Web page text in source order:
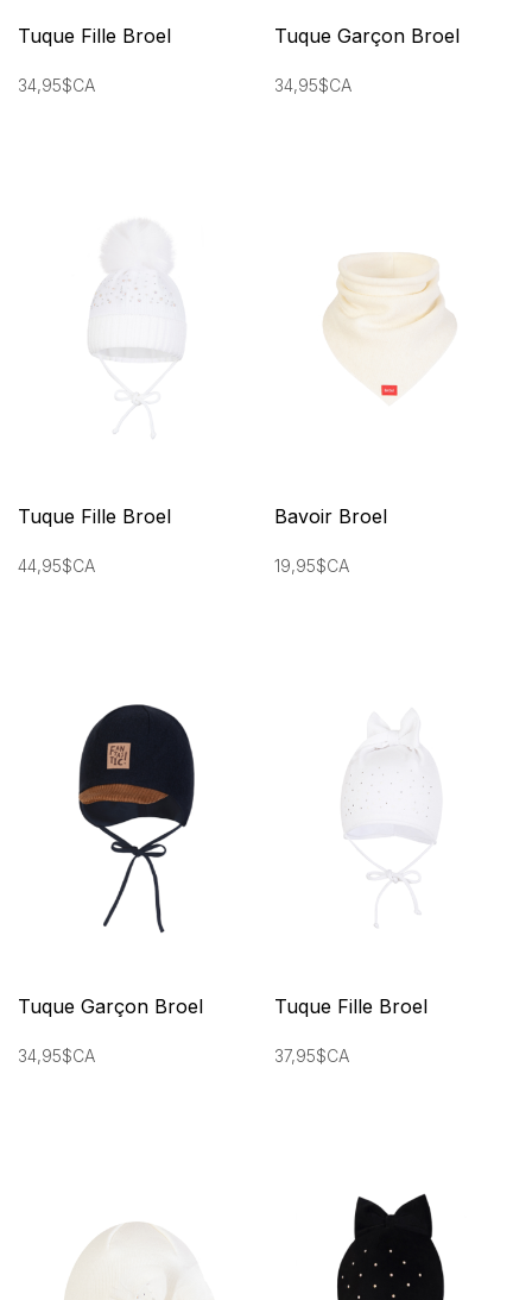
Tuque Fille Broel
34,95$CA
Tuque Garçon Broel
34,95$CA
Tuque Fille Broel
44,95$CA
Bavoir Broel
19,95$CA
Tuque Garçon Broel
34,95$CA
Tuque Fille Broel
37,95$CA